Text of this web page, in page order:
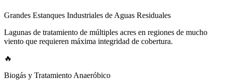
Grandes Estanques Industriales de Aguas Residuales
Lagunas de tratamiento de múltiples acres en regiones de mucho
viento que requieren máxima integridad de cobertura.
🔥
Biogás y Tratamiento Anaeróbico